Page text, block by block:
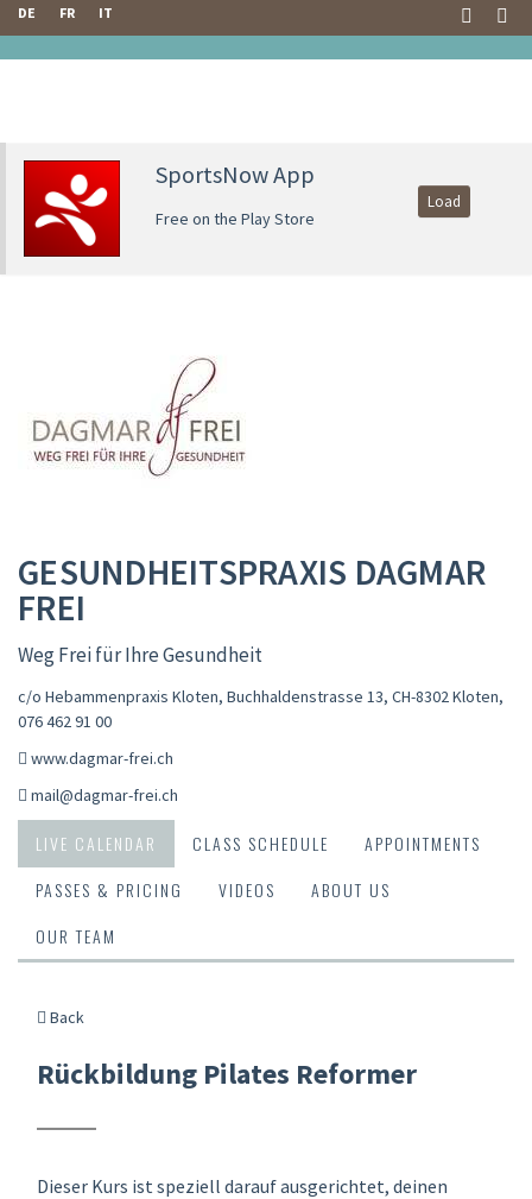
DE FR IT
SportsNow App
Free on the Play Store
Load
GESUNDHEITSPRAXIS DAGMAR
FREI
Weg Frei für Ihre Gesundheit
c/o Hebammenpraxis Kloten, Buchhaldenstrasse 13, CH-8302 Kloten,
076 462 91 00
www.dagmar-frei.ch
mail@dagmar-frei.ch
LIVE CALENDAR CLASS SCHEDULE
APPOINTMENTS
PASSES & PRICING
VIDEOS
ABOUT US
OUR TEAM
Back
Rückbildung Pilates Reformer
Dieser Kurs ist speziell darauf ausgerichtet, deinen